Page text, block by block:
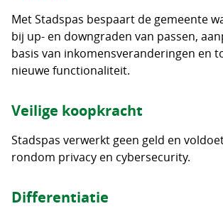
Met Stadspas bespaart de gemeente
bij up- en downgraden van passen,
basis van inkomensveranderingen en
nieuwe functionaliteit.
Veilige koopkracht
Stadspas verwerkt geen geld en
rondom privacy en cybersecurity.
Differentiatie